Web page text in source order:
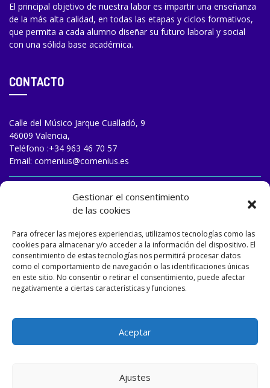
Gestionar el consentimiento
de las cookies
Para ofrecer las mejores experiencias, utilizamos tecnologías como las
cookies para almacenar y/o acceder a la información del dispositivo. El
consentimiento de estas tecnologías nos permitirá procesar datos
como el comportamiento de navegación o las identificaciones únicas
en este sitio. No consentir o retirar el consentimiento, puede afectar
negativamente a ciertas características y funciones.
Aceptar
Ajustes
El principal objetivo de nuestra labor es impartir una enseñanza
de la más alta calidad, en todas las etapas y ciclos formativos,
que permita a cada alumno diseñar su futuro laboral y social
con una sólida base académica.
CONTACTO
Calle del Músico Jarque Cualladó, 9
46009 Valencia,
Teléfono :+34 963 46 70 57
Email: comenius@comenius.es
TRABAJA CON NOSOTROS
Designed and developed by